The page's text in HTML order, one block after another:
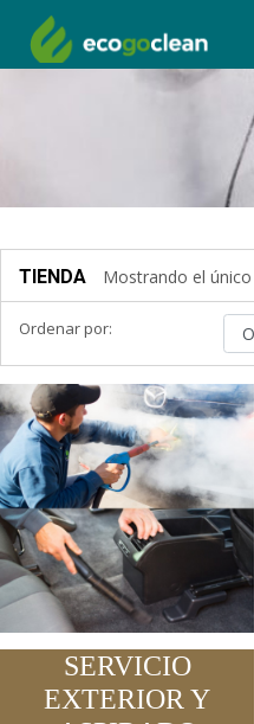
TIENDA Mostrando el
Ordenar por:
SERVICIO
EXTERIOR Y